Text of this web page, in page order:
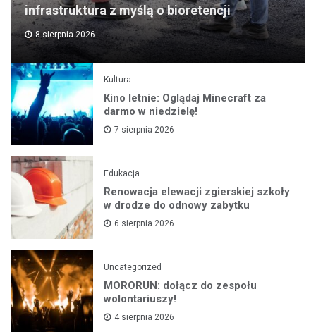
infrastruktura z myślą o bioretencji
8 sierpnia 2026
Kultura
Kino letnie: Oglądaj Minecraft za
darmo w niedzielę!
7 sierpnia 2026
Edukacja
Renowacja elewacji zgierskiej szkoły
w drodze do odnowy zabytku
6 sierpnia 2026
Uncategorized
MORORUN: dołącz do zespołu
wolontariuszy!
4 sierpnia 2026